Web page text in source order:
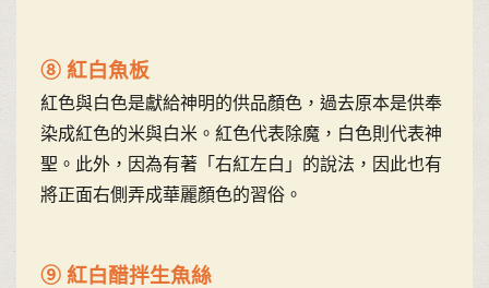
⑧ 紅白魚板
紅色與白色是獻給神明的供品顏色，過去原本是供奉
染成紅色的米與白米。紅色代表除魔，白色則代表神
聖。此外，因為有著「右紅左白」的說法，因此也有
將正面右側弄成華麗顏色的習俗。
⑨ 紅白醋拌生魚絲